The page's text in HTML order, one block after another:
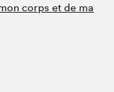
corps et de ma